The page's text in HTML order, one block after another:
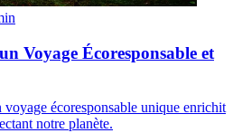
Voyage Écoresponsable et
écoresponsable unique enrichit
notre planète.